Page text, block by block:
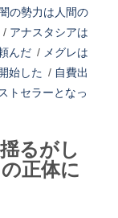
闇の勢力は人間の
/ アナスタシアは
んだ / メグレは
始した / 自費出
トセラーとなっ
るがし
正体に